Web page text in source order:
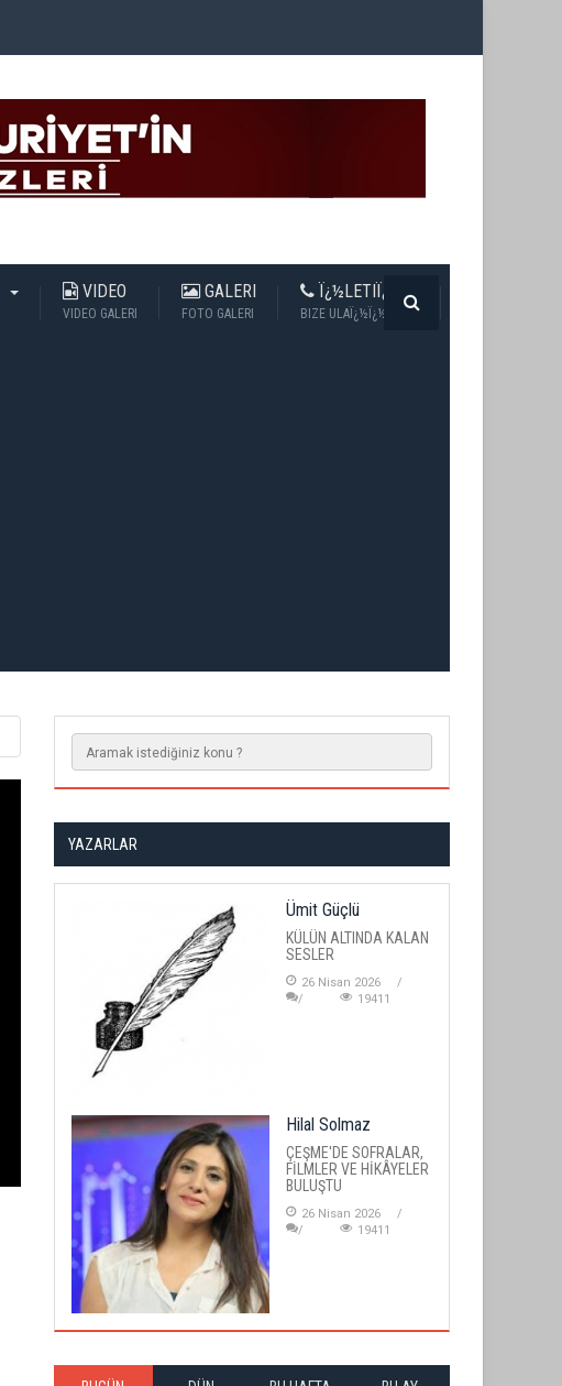
VIDEO
VIDEO GALERI
GALERI
FOTO GALERI
Ï¿½LETIÏ¿½IM
BIZE ULAÏ¿½Ï¿½N
YAZARLAR
Ümit Güçlü
KÜLÜN ALTINDA KALAN
SESLER
26 Nisan 2026
19411
Hilal Solmaz
ÇEŞME'DE SOFRALAR,
FİLMLER VE HİKÂYELER
BULUŞTU
26 Nisan 2026
19411